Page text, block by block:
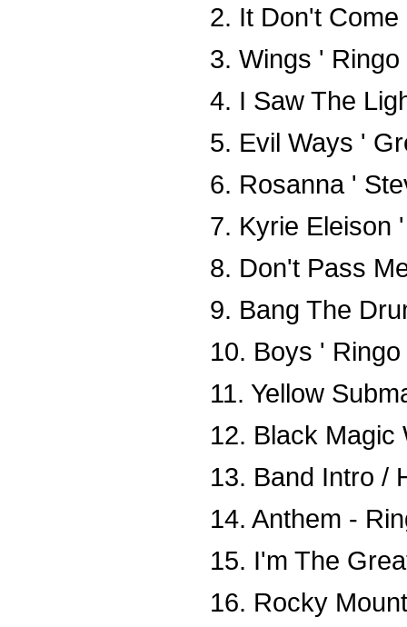
2. It Don't
3. Wings ' Ringo
4. I Saw The
5. Evil Ways '
6. Rosanna '
7. Kyrie Eleison
8. Don't Pass
9. Bang The
10. Boys '
11. Yellow
12. Black Magic
13. Band Intro /
14. Anthem -
15. I'm The
16. Rocky